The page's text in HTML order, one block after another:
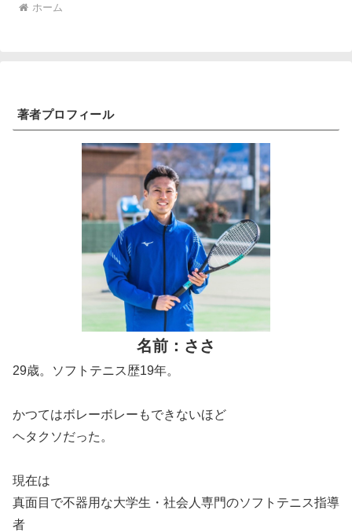
ホーム
著者プロフィール
名前：ささ
29歳。ソフトテニス歴19年。
かつてはボレーボレーもできないほど
ヘタクソだった。
現在は
真面目で不器用な大学生・社会人専門のソフトテニス指導
者